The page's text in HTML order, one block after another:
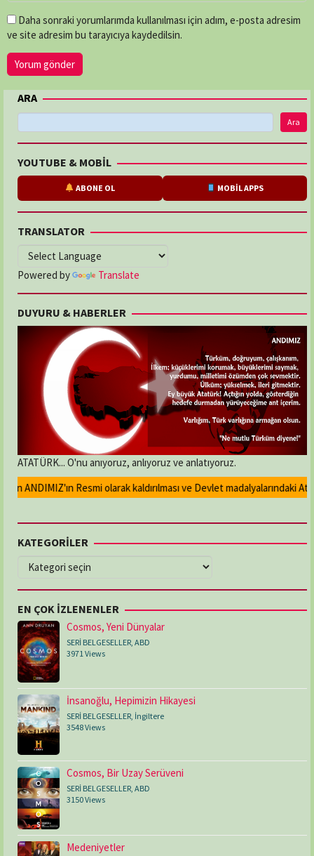
Daha sonraki yorumlarımda kullanılması için adım, e-posta adresim
ve site adresim bu tarayıcıya kaydedilsin.
ARA
Ara
YOUTUBE & MOBİL
ABONE OL MOBİL APPS
TRANSLATOR
Powered by Translate
DUYURU & HABERLER
ATATÜRK... O'nu anıyoruz, anlıyoruz ve anlatıyoruz.
ANDIMIZ'ın Resmi olarak kaldırılması ve Devlet madalyalarındaki
KATEGORİLER
KATEGORİLER
EN ÇOK İZLENENLER
Cosmos, Yeni Dünyalar
SERİ BELGESELLER, ABD
3971 Views
İnsanoğlu, Hepimizin Hikayesi
SERİ BELGESELLER, İngiltere
3548 Views
Cosmos, Bir Uzay Serüveni
SERİ BELGESELLER ABD
3150 Views
Medeniyetler